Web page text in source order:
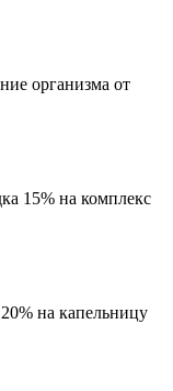
организма от
15% на комплекс
на капельницу